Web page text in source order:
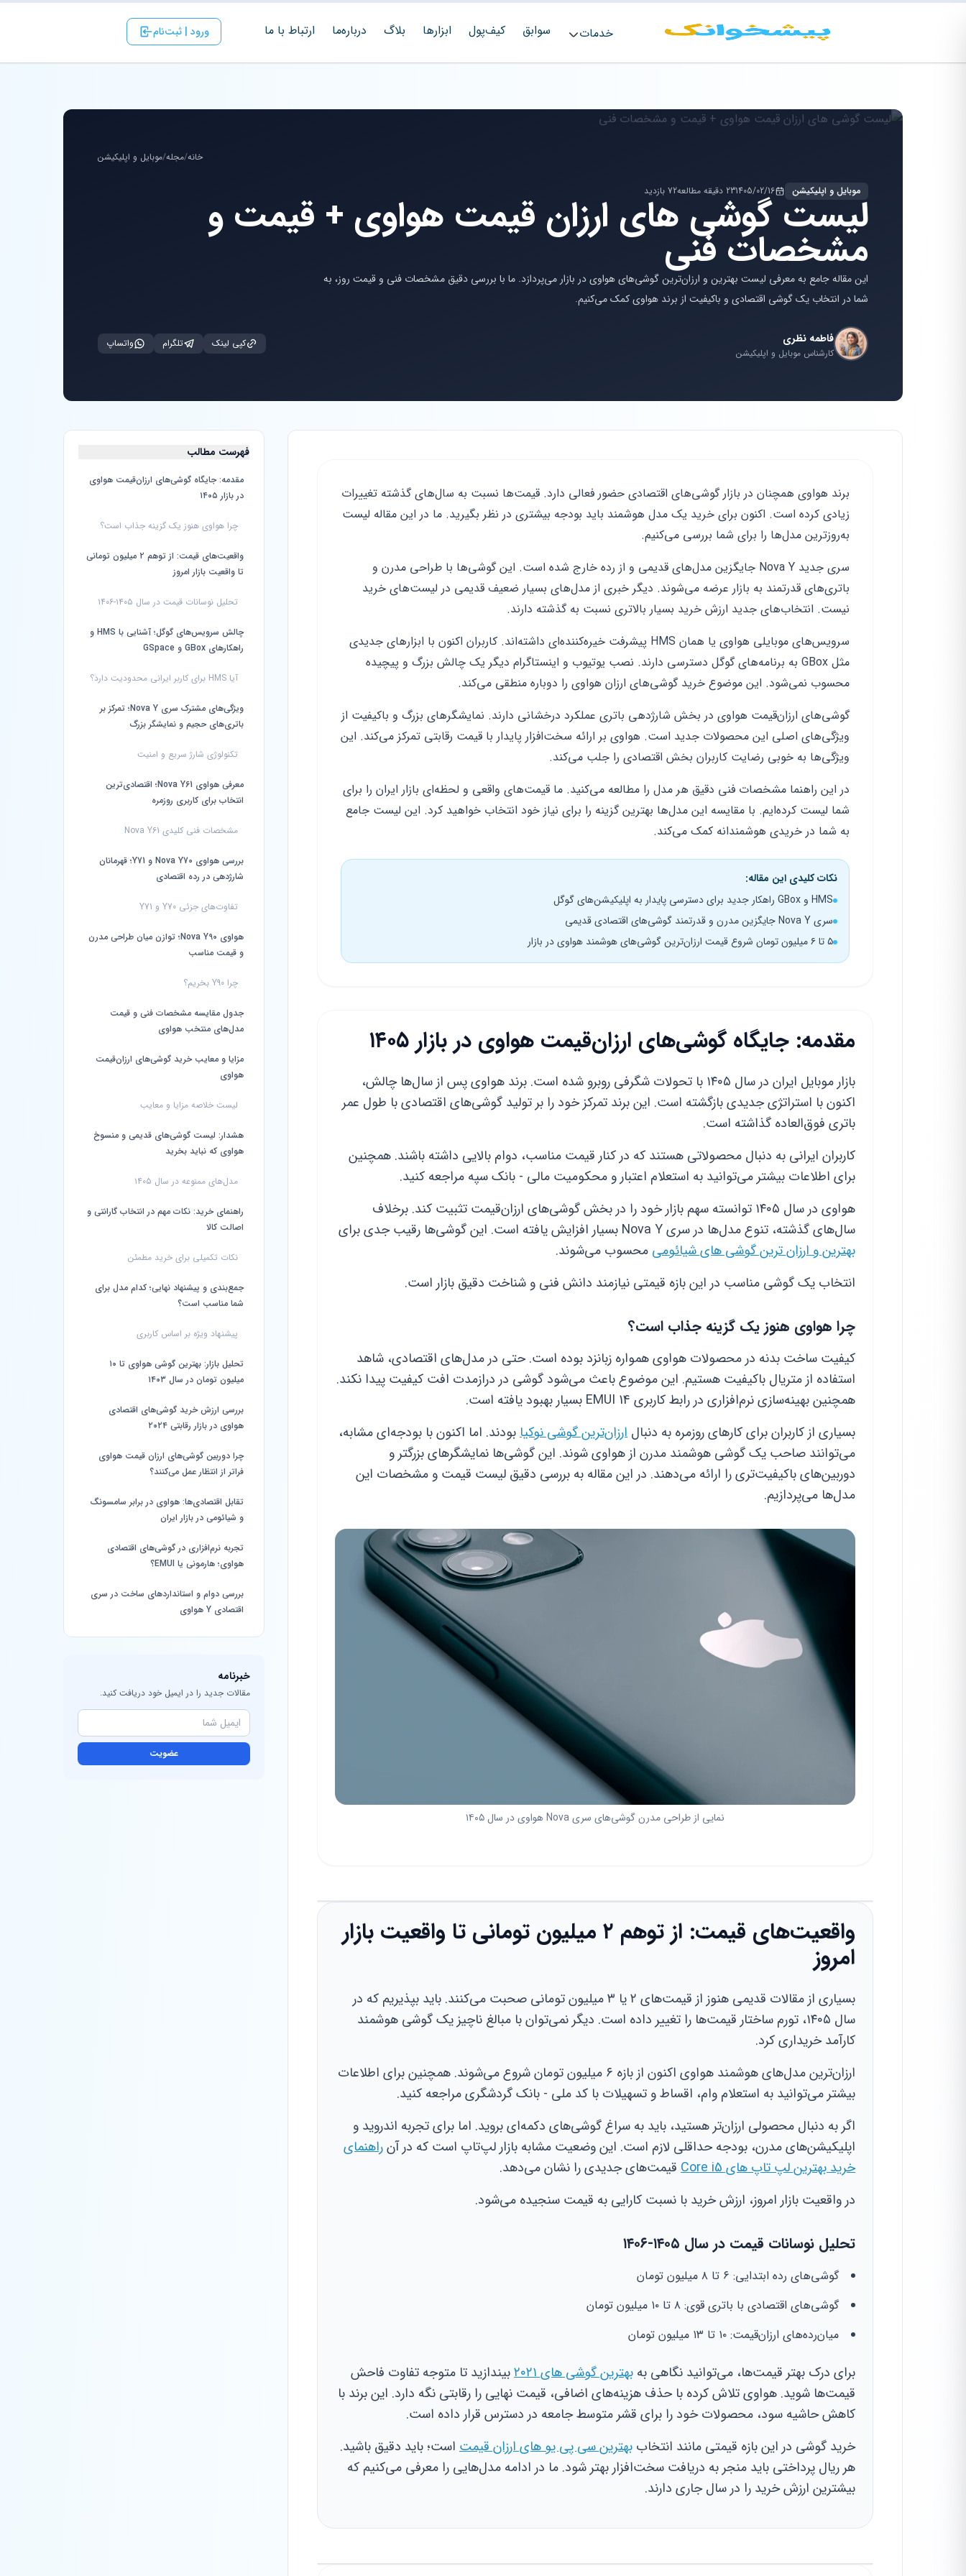
خدمات سوابق کیف‌پول ابزارها بلاگ درباره‌ما ارتباط با ‌ما ورود | ثبت‌نام
خانه/مجله/موبایل و اپلیکیشن
موبایل و اپلیکیشن 1405/02/1623 دقیقه مطالعه 72 بازدید
لیست گوشی های ارزان قیمت هواوی + قیمت و
مشخصات فنی
این مقاله جامع به معرفی لیست بهترین و ارزان‌ترین گوشی‌های هواوی در بازار می‌پردازد. ما با بررسی دقیق مشخصات فنی و قیمت روز، به
شما در انتخاب یک گوشی اقتصادی و باکیفیت از برند هواوی کمک می‌کنیم.
فاطمه نظری
کارشناس موبایل و اپلیکیشن
کپی لینک تلگرام واتساپ
فهرست مطالب
مقدمه: جایگاه گوشی‌های ارزان‌قیمت هواوی
در بازار ۱۴۰۵
چرا هواوی هنوز یک گزینه جذاب است؟
واقعیت‌های قیمت: از توهم ۲ میلیون تومانی
تا واقعیت بازار امروز
تحلیل نوسانات قیمت در سال ۱۴۰۵-۱۴۰۶
چالش سرویس‌های گوگل؛ آشنایی با HMS و
راهکارهای GBox و GSpace
آیا HMS برای کاربر ایرانی محدودیت دارد؟
ویژگی‌های مشترک سری Nova Y؛ تمرکز بر
باتری‌های حجیم و نمایشگر بزرگ
تکنولوژی شارژ سریع و امنیت
معرفی هواوی Nova Y61؛ اقتصادی‌ترین
انتخاب برای کاربری روزمره
مشخصات فنی کلیدی Nova Y61
بررسی هواوی Nova Y70 و Y71؛ قهرمانان
شارژدهی در رده اقتصادی
تفاوت‌های جزئی Y70 و Y71
هواوی Nova Y90؛ توازن میان طراحی مدرن
و قیمت مناسب
چرا Y90 بخریم؟
جدول مقایسه مشخصات فنی و قیمت
مدل‌های منتخب هواوی
مزایا و معایب خرید گوشی‌های ارزان‌قیمت
هواوی
لیست خلاصه مزایا و معایب
هشدار: لیست گوشی‌های قدیمی و منسوخ
هواوی که نباید بخرید
مدل‌های ممنوعه در سال ۱۴۰۵
راهنمای خرید: نکات مهم در انتخاب گارانتی و
اصالت کالا
نکات تکمیلی برای خرید مطمئن
جمع‌بندی و پیشنهاد نهایی؛ کدام مدل برای
شما مناسب است؟
پیشنهاد ویژه بر اساس کاربری
تحلیل بازار: بهترین گوشی هواوی تا ۱۰
میلیون تومان در سال ۱۴۰۳
بررسی ارزش خرید گوشی‌های اقتصادی
هواوی در بازار رقابتی ۲۰۲۴
چرا دوربین گوشی‌های ارزان قیمت هواوی
فراتر از انتظار عمل می‌کنند؟
تقابل اقتصادی‌ها: هواوی در برابر سامسونگ
و شیائومی در بازار ایران
تجربه نرم‌افزاری در گوشی‌های اقتصادی
هواوی؛ هارمونی یا EMUI؟
بررسی دوام و استانداردهای ساخت در سری
اقتصادی Y هواوی
خبرنامه
مقالات جدید را در ایمیل خود دریافت کنید.
عضویت
برند هواوی همچنان در بازار گوشی‌های اقتصادی حضور فعالی دارد. قیمت‌ها نسبت به سال‌های گذشته تغییرات
زیادی کرده است. اکنون برای خرید یک مدل هوشمند باید بودجه بیشتری در نظر بگیرید. ما در این مقاله لیست
به‌روزترین مدل‌ها را برای شما بررسی می‌کنیم.
سری جدید Nova Y جایگزین مدل‌های قدیمی و از رده خارج شده است. این گوشی‌ها با طراحی مدرن و
باتری‌های قدرتمند به بازار عرضه می‌شوند. دیگر خبری از مدل‌های بسیار ضعیف قدیمی در لیست‌های خرید
نیست. انتخاب‌های جدید ارزش خرید بسیار بالاتری نسبت به گذشته دارند.
سرویس‌های موبایلی هواوی یا همان HMS پیشرفت خیره‌کننده‌ای داشته‌اند. کاربران اکنون با ابزارهای جدیدی
مثل GBox به برنامه‌های گوگل دسترسی دارند. نصب یوتیوب و اینستاگرام دیگر یک چالش بزرگ و پیچیده
محسوب نمی‌شود. این موضوع خرید گوشی‌های ارزان هواوی را دوباره منطقی می‌کند.
گوشی‌های ارزان‌قیمت هواوی در بخش شارژدهی باتری عملکرد درخشانی دارند. نمایشگرهای بزرگ و باکیفیت از
ویژگی‌های اصلی این محصولات جدید است. هواوی بر ارائه سخت‌افزار پایدار با قیمت رقابتی تمرکز می‌کند. این
ویژگی‌ها به خوبی رضایت کاربران بخش اقتصادی را جلب می‌کند.
در این راهنما مشخصات فنی دقیق هر مدل را مطالعه می‌کنید. ما قیمت‌های واقعی و لحظه‌ای بازار ایران را برای
شما لیست کرده‌ایم. با مقایسه این مدل‌ها بهترین گزینه را برای نیاز خود انتخاب خواهید کرد. این لیست جامع
به شما در خریدی هوشمندانه کمک می‌کند.
نکات کلیدی این مقاله:
HMS و GBox راهکار جدید برای دسترسی پایدار به اپلیکیشن‌های گوگل
سری Nova Y جایگزین مدرن و قدرتمند گوشی‌های اقتصادی قدیمی
۵ تا ۶ میلیون تومان شروع قیمت ارزان‌ترین گوشی‌های هوشمند هواوی در بازار
مقدمه: جایگاه گوشی‌های ارزان‌قیمت هواوی در بازار ۱۴۰۵
بازار موبایل ایران در سال ۱۴۰۵ با تحولات شگرفی روبرو شده است. برند هواوی پس از سال‌ها چالش،
اکنون با استراتژی جدیدی بازگشته است. این برند تمرکز خود را بر تولید گوشی‌های اقتصادی با طول عمر
باتری فوق‌العاده گذاشته است.
کاربران ایرانی به دنبال محصولاتی هستند که در کنار قیمت مناسب، دوام بالایی داشته باشند. همچنین
برای اطلاعات بیشتر می‌توانید به استعلام اعتبار و محکومیت مالی - بانک سپه مراجعه کنید.
هواوی در سال ۱۴۰۵ توانسته سهم بازار خود را در بخش گوشی‌های ارزان‌قیمت تثبیت کند. برخلاف
سال‌های گذشته، تنوع مدل‌ها در سری Nova Y بسیار افزایش یافته است. این گوشی‌ها رقیب جدی برای
بهترین و ارزان ترین گوشی های شیائومی محسوب می‌شوند.
انتخاب یک گوشی مناسب در این بازه قیمتی نیازمند دانش فنی و شناخت دقیق بازار است.
چرا هواوی هنوز یک گزینه جذاب است؟
کیفیت ساخت بدنه در محصولات هواوی همواره زبانزد بوده است. حتی در مدل‌های اقتصادی، شاهد
استفاده از متریال باکیفیت هستیم. این موضوع باعث می‌شود گوشی در درازمدت افت کیفیت پیدا نکند.
همچنین بهینه‌سازی نرم‌افزاری در رابط کاربری EMUI 14 بسیار بهبود یافته است.
بسیاری از کاربران برای کارهای روزمره به دنبال ارزان‌ترین گوشی نوکیابودند. اما اکنون با بودجه‌ای مشابه،
می‌توانند صاحب یک گوشی هوشمند مدرن از هواوی شوند. این گوشی‌ها نمایشگرهای بزرگتر و
دوربین‌های باکیفیت‌تری را ارائه می‌دهند. در این مقاله به بررسی دقیق لیست قیمت و مشخصات این
مدل‌ها می‌پردازیم.
نمایی از طراحی مدرن گوشی‌های سری Nova هواوی در سال ۱۴۰۵
واقعیت‌های قیمت: از توهم ۲ میلیون تومانی تا واقعیت بازار
امروز
بسیاری از مقالات قدیمی هنوز از قیمت‌های ۲ یا ۳ میلیون تومانی صحبت می‌کنند. باید بپذیریم که در
سال ۱۴۰۵، تورم ساختار قیمت‌ها را تغییر داده است. دیگر نمی‌توان با مبالغ ناچیز یک گوشی هوشمند
کارآمد خریداری کرد.
ارزان‌ترین مدل‌های هوشمند هواوی اکنون از بازه ۶ میلیون تومان شروع می‌شوند. همچنین برای اطلاعات
بیشتر می‌توانید به استعلام وام، اقساط و تسهیلات با کد ملی - بانک گردشگری مراجعه کنید.
اگر به دنبال محصولی ارزان‌تر هستید، باید به سراغ گوشی‌های دکمه‌ای بروید. اما برای تجربه اندروید و
اپلیکیشن‌های مدرن، بودجه حداقلی لازم است. این وضعیت مشابه بازار لپ‌تاپ است که در آنراهنمای
خرید بهترین لپ تاپ های Core i5
قیمت‌های جدیدی را نشان می‌دهد.
در واقعیت بازار امروز، ارزش خرید با نسبت کارایی به قیمت سنجیده می‌شود.
تحلیل نوسانات قیمت در سال ۱۴۰۵-۱۴۰۶
گوشی‌های رده ابتدایی: ۶ تا ۸ میلیون تومان
گوشی‌های اقتصادی با باتری قوی: ۸ تا ۱۰ میلیون تومان
میان‌رده‌های ارزان‌قیمت: ۱۰ تا ۱۳ میلیون تومان
برای درک بهتر قیمت‌ها، می‌توانید نگاهی به بهترین گوشی های ۲۰۲۱
بیندازید تا متوجه تفاوت فاحش
قیمت‌ها شوید. هواوی تلاش کرده با حذف هزینه‌های اضافی، قیمت نهایی را رقابتی نگه دارد. این برند با
کاهش حاشیه سود، محصولات خود را برای قشر متوسط جامعه در دسترس قرار داده است.
خرید گوشی در این بازه قیمتی مانند انتخاب بهترین سی پی یو های ارزان قیمت است؛ باید دقیق باشید.
هر ریال پرداختی باید منجر به دریافت سخت‌افزار بهتر شود. ما در ادامه مدل‌هایی را معرفی می‌کنیم که
بیشترین ارزش خرید را در سال جاری دارند.